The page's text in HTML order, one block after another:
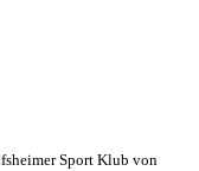
Sport Klub von